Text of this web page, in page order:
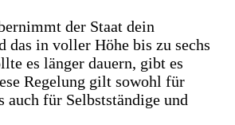
der Staat dein
das in voller Höhe bis zu sechs
es länger dauern, gibt es
Regelung gilt sowohl für
auch für Selbstständige und